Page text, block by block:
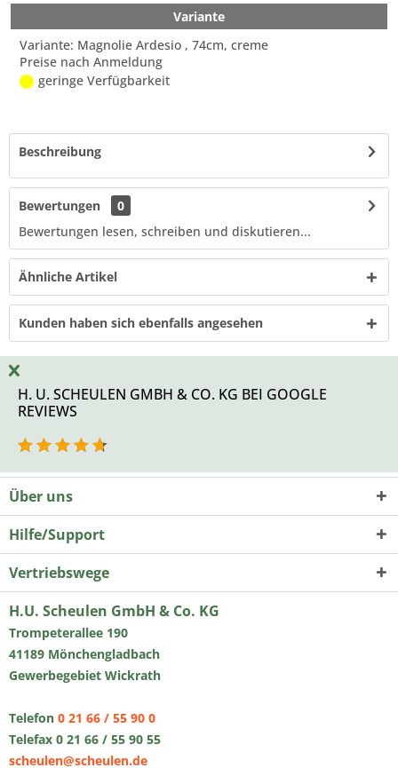
Variante
Variante: Magnolie Ardesio , 74cm, creme
Preise nach Anmeldung
geringe Verfügbarkeit
Beschreibung
Bewertungen
0
Bewertungen lesen, schreiben und diskutieren...
Ähnliche Artikel
Kunden haben sich ebenfalls angesehen
H. U. SCHEULEN GMBH & CO. KG BEI GOOGLE
REVIEWS
Über uns
Hilfe/Support
Vertriebswege
H.U. Scheulen GmbH & Co. KG
Trompeterallee 190
41189 Mönchengladbach
Gewerbegebiet Wickrath
Telefon 0 21 66 / 55 90 0
Telefax 0 21 66 / 55 90 55
scheulen@scheulen.de